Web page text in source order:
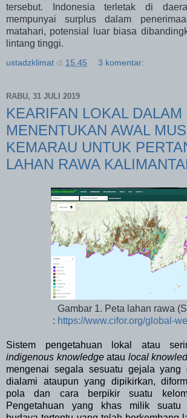
tersebut. Indonesia terletak di
mempunyai surplus dalam
matahari, potensial luar biasa
lintang tinggi.
ustadzklimat di 15.45 3 komentar:
RABU, 31 JULI 2019
KEARIFAN LOKAL DALAM
MENENTUKAN AWAL
KEMARAU UNTUK
LAHAN RAWA
Gambar 1. Peta lahan rawa
: https://www.cifor.org/global-
Sistem pengetahuan lokal atau
indigenous knowledgeatau local
mengenai segala sesuatu gejala yang
dialami ataupun yang dipikirkan,
pola dan cara berpikir suatu
Pengetahuan yang khas milik suatu